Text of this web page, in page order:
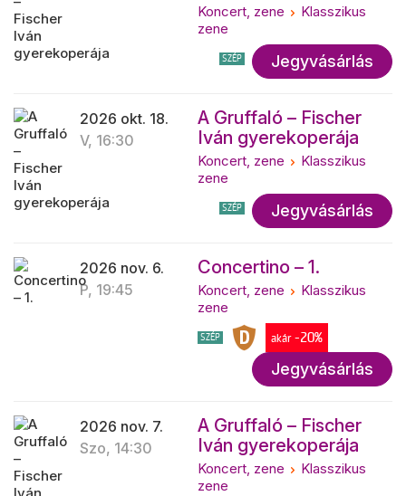
Koncert, zene
Klasszikus
zene
SZÉP Jegyvásárlás
2026 okt. 18.
V, 16:30
A Gruffaló – Fischer
Iván gyerekoperája
Koncert, zene
Klasszikus
zene
SZÉP Jegyvásárlás
2026 nov. 6.
P, 19:45
Concertino – 1.
Koncert, zene
Klasszikus
zene
SZÉP akár-20%
Jegyvásárlás
2026 nov. 7.
Szo, 14:30
A Gruffaló – Fischer
Iván gyerekoperája
Koncert, zene
Klasszikus
zene